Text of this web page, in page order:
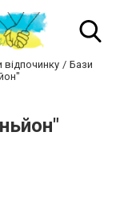
відпочинку
Бази